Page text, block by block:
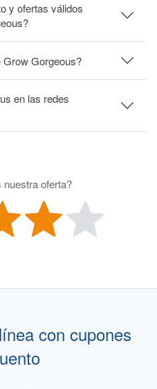
y ofertas válidos
Gorgeous?
en las redes
oferta?
con cupones